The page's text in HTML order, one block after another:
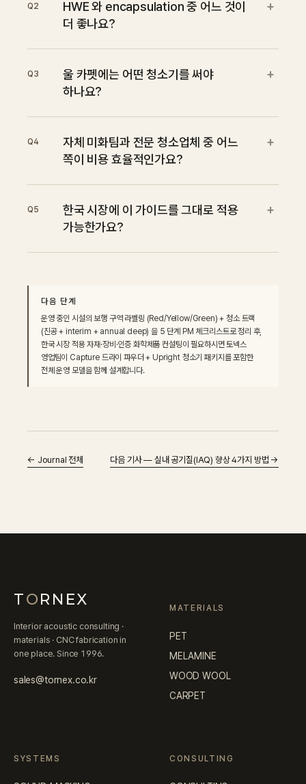
Q2
HWE 와 encapsulation 중 어느 것이
더 좋나요?
+
Q3
울 카펫에는 어떤 청소기를 써야
하나요?
+
Q4
자체 미화팀과 전문 청소업체 중 어느
쪽이 비용 효율적인가요?
+
Q5
한국 시장에 이 가이드를 그대로 적용
가능한가요?
+
다음 단계
운영 중인 시설의 보행 구역 라벨링 (Red/Yellow/Green) + 청소 트랙
(진공 + interim + annual deep) 을 5 단계 PM 체크리스트로 정리 후,
한국 시장 적용 자재·장비·인증 화학제품 컨설팅이 필요하시면 토넥스
영업팀이 Capture 드라이 파우더 + Upright 청소기 패키지를 포함한
전체 운영 모델을 함께 설계합니다.
← Journal 전체 다음 기사 — 실내 공기질(IAQ) 향상 4가지 방법 →
TORNEX
Interior acoustic consulting ·
materials · CNC fabrication in
one place. Since 1996.
sales@tornex.co.kr
MATERIALS
PET
MELAMINE
WOOD WOOL
CARPET
SYSTEMS CONSULTING